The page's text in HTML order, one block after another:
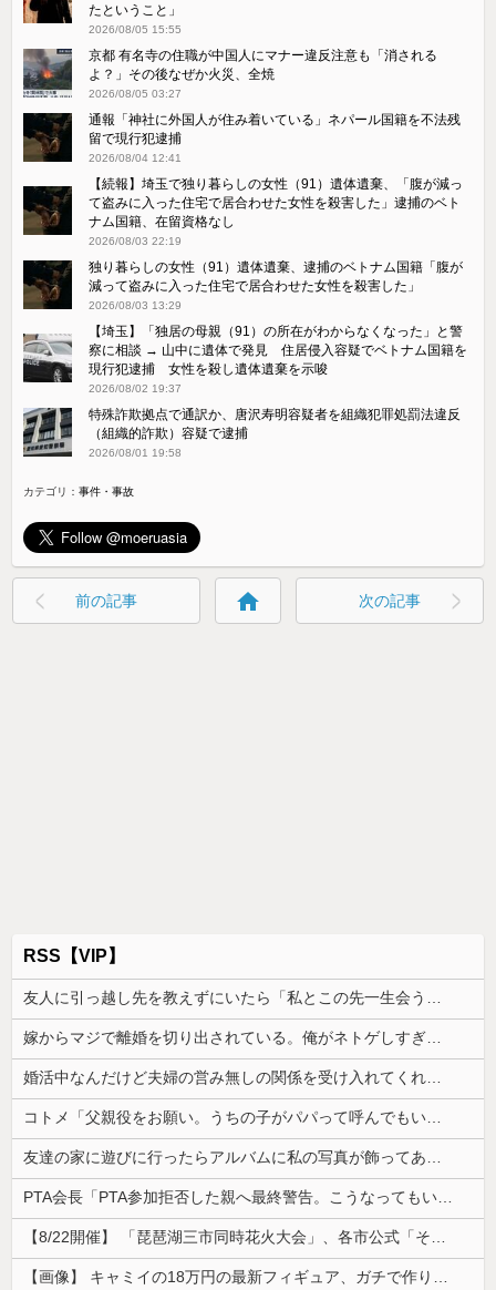
たということ」
2026/08/05 15:55
京都 有名寺の住職が中国人にマナー違反注意も「消される
よ？」その後なぜか火災、全焼
2026/08/05 03:27
通報「神社に外国人が住み着いている」ネパール国籍を不法残
留で現行犯逮捕
2026/08/04 12:41
【続報】埼玉で独り暮らしの女性（91）遺体遺棄、「腹が減っ
て盗みに入った住宅で居合わせた女性を殺害した」逮捕のベト
ナム国籍、在留資格なし
2026/08/03 22:19
独り暮らしの女性（91）遺体遺棄、逮捕のベトナム国籍「腹が
減って盗みに入った住宅で居合わせた女性を殺害した」
2026/08/03 13:29
【埼玉】「独居の母親（91）の所在がわからなくなった」と警
察に相談 → 山中に遺体で発見 住居侵入容疑でベトナム国籍を
現行犯逮捕 女性を殺し遺体遺棄を示唆
2026/08/02 19:37
特殊詐欺拠点で通訳か、唐沢寿明容疑者を組織犯罪処罰法違反
（組織的詐欺）容疑で逮捕
2026/08/01 19:58
カテゴリ：事件・事故
前の記事 home 次の記事
RSS【VIP】